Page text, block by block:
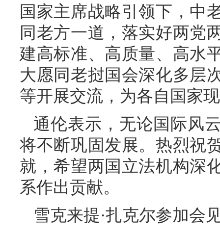
国家主席战略引领下，中
同老方一道，落实好两党
建高标准、高质量、高水
大愿同老挝国会深化多层
等开展交流，为各自国家
通伦表示，无论国际风
将不断巩固发展。热烈祝
就，希望两国立法机构深
系作出贡献。
雪克来提·扎克尔参加会